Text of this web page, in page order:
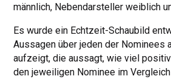
männlich, Nebendarsteller weiblich
Es wurde ein Echtzeit-Schaubild
Aussagen über jeden der Nominees
aufzeigt, die aussagt, wie viel
den jeweiligen Nominee im